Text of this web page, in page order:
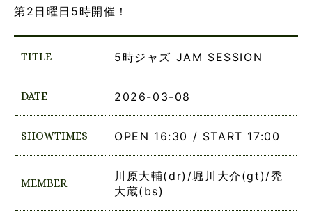
第2日曜日5時開催！
TITLE 5時ジャズ JAM SESSION
DATE 2026-03-08
SHOWTIMES OPEN 16:30 / START 17:00
MEMBER
川原大輔(dr)/堀川大介(gt)/禿
大蔵(bs)